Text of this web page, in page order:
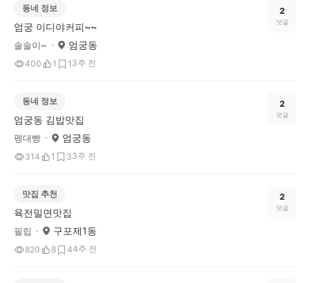
동네 정보
엄궁 이디야커피~~
솔솔이~ 엄궁동
400 1 1 3주 전
2
댓글
동네 정보
엄궁동 김밥맛집
펭대빵 엄궁동
314 1 33주 전
2
댓글
맛집 추천
육전밀면맛집
필립 구포제1동
820 8 44주 전
2
댓글